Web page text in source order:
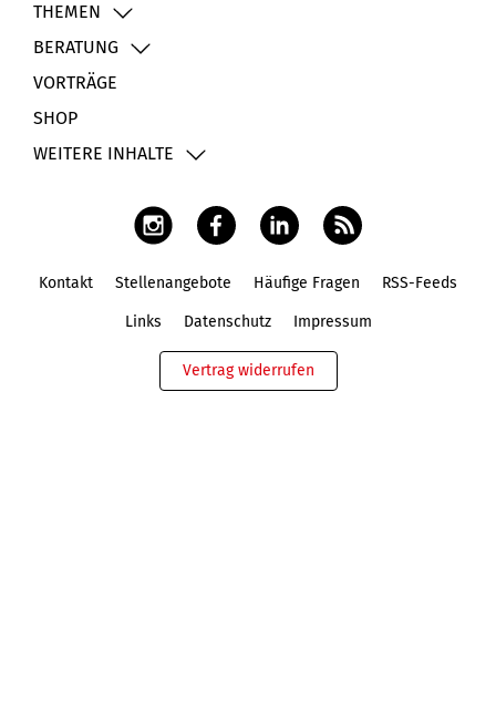
THEMEN
BERATUNG
VORTRÄGE
SHOP
WEITERE INHALTE
Kontakt Stellenangebote Häufige Fragen RSS-Feeds
Links Datenschutz Impressum
Vertrag widerrufen